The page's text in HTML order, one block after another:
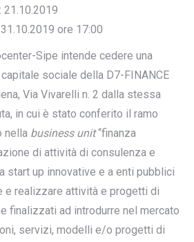
21.10.2019
ore 17:00
Sipe intende cedere una
sociale della D7-FINANCE
Via Vivarelli n. 2 dalla stessa
in cui è stato conferito il ramo
nella business unit“finanza
di attività di consulenza e
start up innovative e a enti pubblici
e realizzare attività e progetti di
finalizzati ad introdurre nel mercato
servizi, modelli e/o progetti di